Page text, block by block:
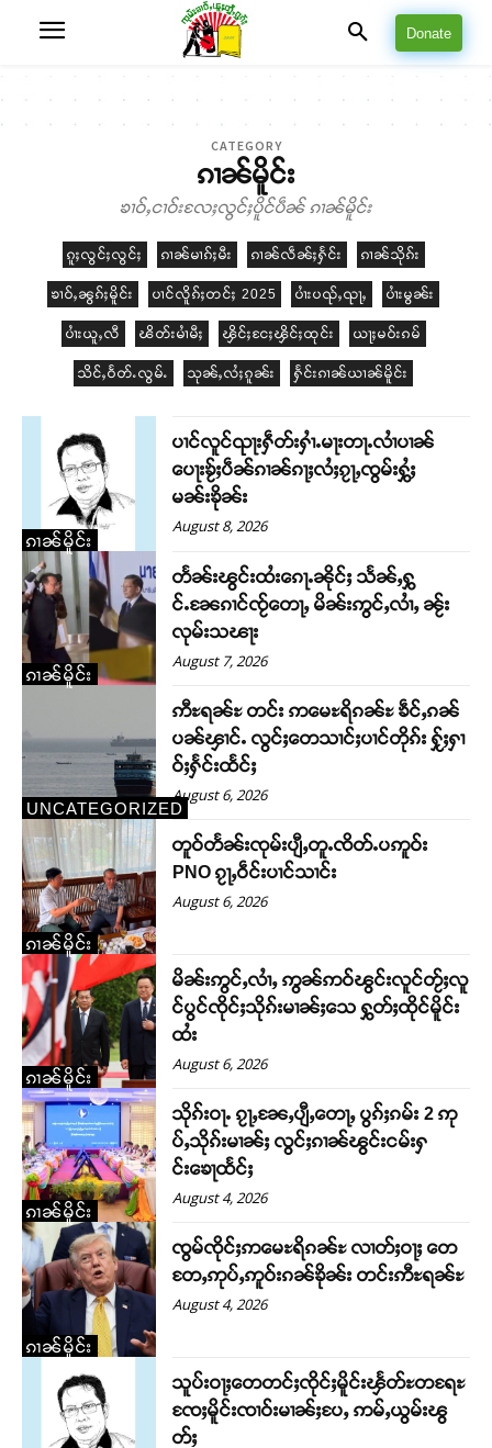
Donate
CATEGORY
ၵၢၼ်မိူင်း
ၶၢဝ်ႇငၢဝ်းလႄႈလွင်ႈပိူင်ပဵၼ် ၵၢၼ်မိူင်း
ၵူႈလွင်ႈလွင်ႈ ၵၢၼ်မၢၵ်ႈမီး ၵၢၼ်လဵၼ်ႈႁႅင်း ၵၢၼ်သိုၵ်း
ၶၢဝ်ႇၼွၵ်ႈမိူင်း ပၢင်လိူၵ်ႈတင်ႈ 2025 ပၢႆးပၺ်ႇၺႃႇ ပၢႆးမွၼ်း
ပၢႆးယူႇလီ ၽိတ်းမၢႆမီႈ ၾိင်ႈငႄႈၾိင်ႈထုင်း ယႃႈမဝ်းၵမ်
သိင်ႇဝႅတ်ႉလွမ်ႉ သုၼ်ႇလႆႈၵူၼ်း ႁႅင်းၵၢၼ်ယၢၼ်မိူင်း
ၵၢၼ်မိူင်း
ပၢင်လူင်ၺႃးႁဵတ်းႁၢႆႉမႃးတႃႉလၢႆပၢၼ် ​​
ပေႃးၶႂ်ႈပဵၼ်ၵၢၼ်ၵႃႈလႆႈၵႂႃႇၸွမ်းႁွႆႈ
မၼ်းၶိုၼ်း
August 8, 2026
ၵၢၼ်မိူင်း
တႅၼ်းၽွင်းထႆးၵေႃႉၼိုင်ႈ သႅၼ်ႇႁွ
င်ႉၼႄၵၢင်ၸႂ်တေႃႇ မိၼ်းဢွင်ႇလၢႆႇ ၼႂ်း
လုမ်းသၽႃး
August 7, 2026
UNCATEGORIZED
ဢီႊရၼ်ႊ တင်း ဢမေႊရိၵၼ်ႊ ၶဵင်ႇၵၼ်
ပၼ်ၾၢင်ႉ လွင်ႈတေသၢင်ႈပၢင်တိုၵ်း ႁႂ်ႈႁၢ
ဝ်ႈႁႅင်းထႅင်ႈ
August 6, 2026
ၵၢၼ်မိူင်း
တူဝ်တႅၼ်းၸုမ်းပျီႇတူႉၸိတ်ႉပဢူဝ်း
PNO ၵႂႃႇဝဵင်းပၢင်သၢင်း
August 6, 2026
ၵၢၼ်မိူင်း
မိၼ်းဢွင်ႇလၢႆႇ ဢွၼ်ဢဝ်ၽွင်းလူင်တႂ်ႈလူ
င်ပွင်ၸိုင်ႈသိုၵ်းမၢၼ်ႈသေ ႁွတ်ႈထိုင်မိူင်း
ထႆး
August 6, 2026
ၵၢၼ်မိူင်း
သိုၵ်းဝႃႉ ၵႂႃႇၼႄႇပျီႇတေႃႇ ပွၵ်ႈၵမ်း 2 ဢု
ပ်ႇသိုၵ်းမၢၼ်ႈ လွင်ႈၵၢၼ်ၽွင်းငမ်းႁ
င်းၶေႃထႅင်ႈ
August 4, 2026
ၵၢၼ်မိူင်း
ၸွမ်ၸိုင်ႈဢမေႊရိၵၼ်ႊ လၢတ်ႈဝႃႈ တေ
တႄႇဢုပ်ႇဢူဝ်းၵၼ်ၶိုၼ်း တင်းဢီႊရၼ်ႊ
August 4, 2026
သူပ်းဝႃႈ​​တေတင်ႈၸိုင်ႈမိူင်းၾႅတ်ႊတရႄႊ
​​ၸႄႈမိူင်းၸၢဝ်းမၢၼ်ႈပႄႇ ဢမ်ႇယွမ်းၽွ
တ်ႈ